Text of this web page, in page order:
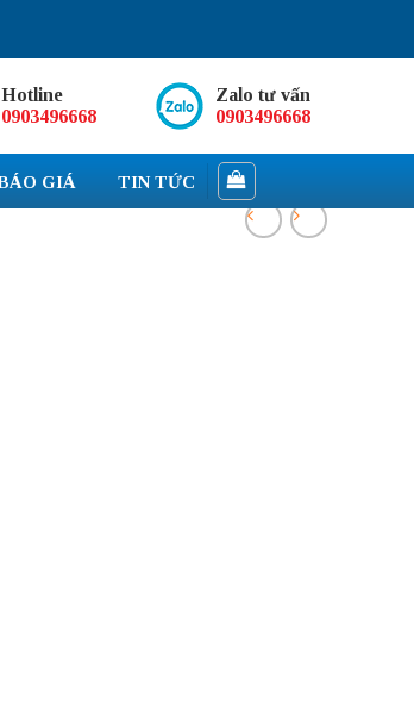
Hotline
0903496668
Zalo tư vấn
0903496668
GIÁ TIN TỨC